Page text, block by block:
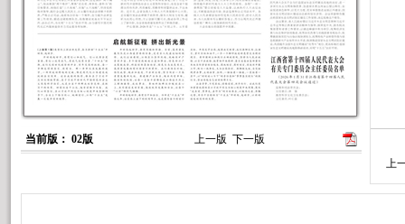
当前版： 02版 上一版 下一版
上